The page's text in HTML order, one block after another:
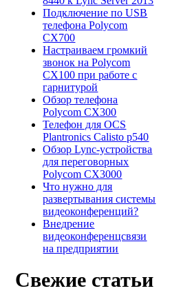
Подключение по USB
телефона Polycom
CX700
Настраиваем громкий
звонок на Polycom
CX100 при работе с
гарнитурой
Обзор телефона
Polycom CX300
Телефон для OCS
Plantronics Calisto p540
Обзор Lync-устройства
для переговорных
Polycom CX3000
Что нужно для
развертывания системы
видеоконференций?
Внедрение
видеоконференцсвязи
на предприятии
Свежие статьи